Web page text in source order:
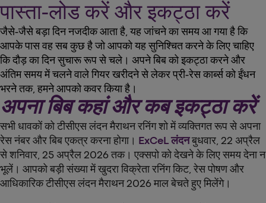
पास्ता-लोड करें और इकट्ठा करें
जैसे-जैसे बड़ा दिन नजदीक आता है, यह जांचने का समय आ गया है कि
आपके पास वह सब कुछ है जो आपको यह सुनिश्चित करने के लिए चाहिए
कि दौड़ का दिन सुचारू रूप से चले। अपने बिब को इकट्ठा करने और
अंतिम समय में चलने वाले गियर खरीदने से लेकर प्री-रेस कार्ब्स को ईंधन
भरने तक, हमने आपको कवर किया है।
अपना बिब कहां और कब इकट्ठा करें
सभी धावकों को टीसीएस लंदन मैराथन रनिंग शो में व्यक्तिगत रूप से अपना
रेस नंबर और बिब एकत्र करना होगा। ExCeL लंदनबुधवार, 22 अप्रैल
से शनिवार, 25 अप्रैल 2026 तक। एक्सपो को देखने के लिए समय देना न
भूलें। आपको बड़ी संख्या में खुदरा विक्रेता रनिंग किट, रेस पोषण और
आधिकारिक टीसीएस लंदन मैराथन 2026 माल बेचते हुए मिलेंगे।